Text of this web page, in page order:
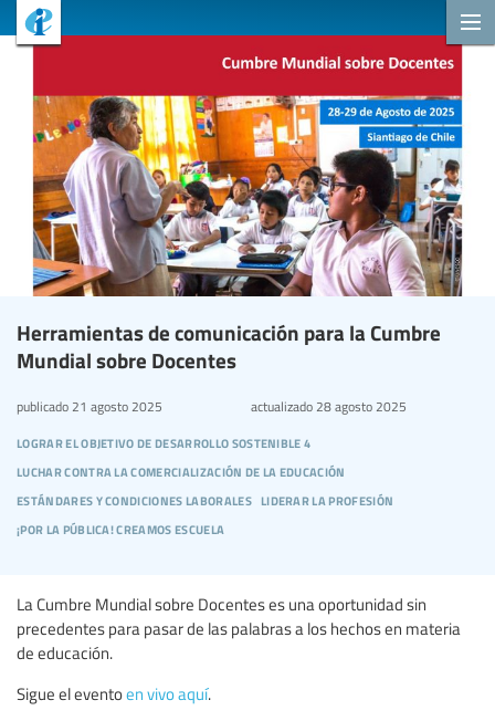
Herramientas de comunicación para la Cumbre
Mundial sobre Docentes
lograr el objetivo de desarrollo sostenible 4
luchar contra la comercialización de la educación
estándares y condiciones laborales liderar la profesión
¡por la pública! creamos escuela
publicado 21 agosto 2025 actualizado28 agosto 2025
La Cumbre Mundial sobre Docentes es una oportunidad sin
precedentes para pasar de las palabras a los hechos en materia
de educación.
Sigue el eventoen vivo aquí.